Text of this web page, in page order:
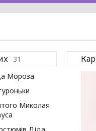
31
Мороза
Миколая